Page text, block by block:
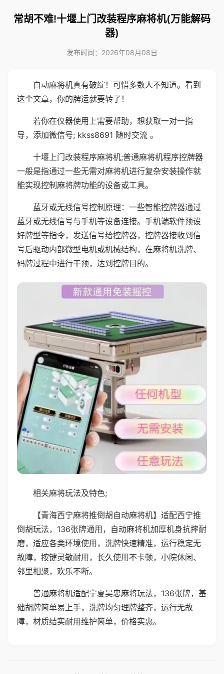
常胡不难!十堰上门改装程序麻将机(万能解码
器)
发布时间：2026年08月08日
自动麻将机真有破绽！可惜多数人不知道。看到
这个文章，你的牌运就要转了！
若你在仪器使用上需要帮助，想获取一对一指
导，添加微信号; kkss8691 随时交流 。
十堰上门改装程序麻将机;普通麻将机程序控牌器
一般是指通过一些无需对麻将机进行复杂安装操作就
能实现控制麻将牌功能的设备或工具。
蓝牙或无线信号控制原理：一些智能控牌器通过
蓝牙或无线信号与手机等设备连接。手机端软件预设
好牌型等指令，发送信号给控牌器，控牌器接收到信
号后驱动内部微型电机或机械结构，在麻将机洗牌、
码牌过程中进行干预，达到控牌目的。
相关麻将玩法及特色;
【青海西宁麻将推倒胡自动麻将机】适配西宁推
倒胡玩法，136张牌通用，自动麻将机加厚机身抗摔耐
磨，适应各类环境使用，洗牌快速精准，运行稳定无
故障，按键灵敏耐用，长久使用不卡顿，小院休闲、
邻里相聚，欢乐不断。
普通麻将机适配宁夏吴忠麻将玩法，136张牌，基
础胡牌简单易上手，洗牌均匀理牌整齐，运行无故
障，材质结实耐用维护简单，价格实惠。